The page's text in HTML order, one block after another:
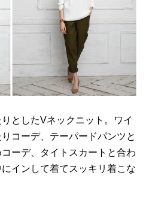
としたVネックニット。ワイ
コーデ、テーパードパンツと
ーデ、タイトスカートと合わ
インして着てスッキリ着こな